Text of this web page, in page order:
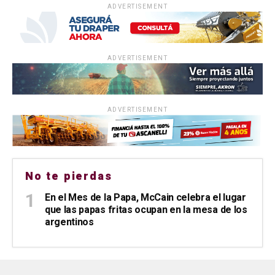
ADVERTISEMENT
ADVERTISEMENT
ADVERTISEMENT
No te pierdas
En el Mes de la Papa, McCain celebra el lugar
que las papas fritas ocupan en la mesa de los
argentinos